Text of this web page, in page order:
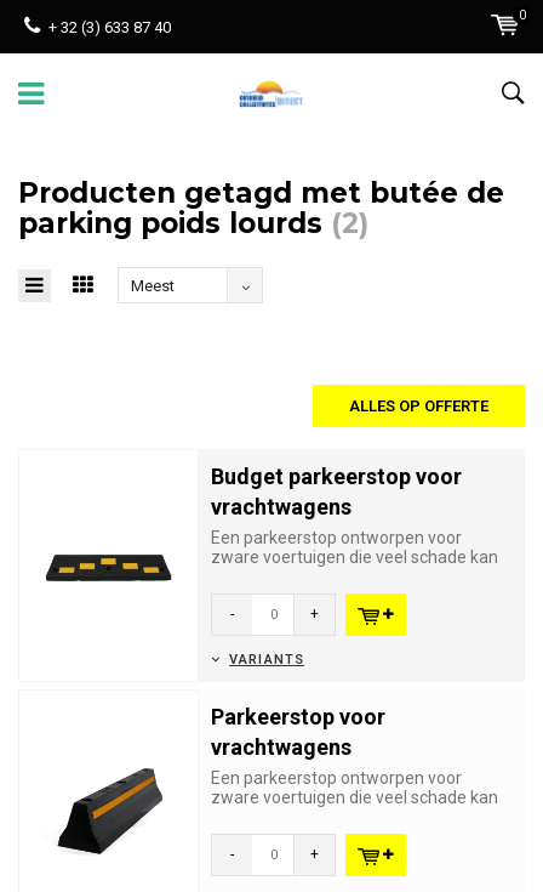
+ 32 (3) 633 87 40
0
Producten getagd met butée de
parking poids lourds (2)
Meest
ALLES OP OFFERTE
Budget parkeerstop voor
vrachtwagens
Een parkeerstop ontworpen voor
zware voertuigen die veel schade kan
- +
VARIANTS
Parkeerstop voor
vrachtwagens
Een parkeerstop ontworpen voor
zware voertuigen die veel schade kan
- +